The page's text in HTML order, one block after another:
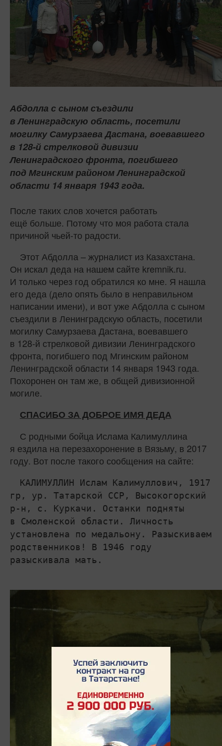
Абдолла с сыном съездили
в Ленинградскую область, посетили
могилку Самурзаева Дастана, воевавшего
в 128‑й стрелковой дивизии
Ленинградского фронта, погибшего
под Мгинским районом Ленинградской
области 14 января 1943 года.
После таких слов хочется работать
ещё больше. Потому что моя работа стала
причиной чьей‑то радости.
Этот Абдолла – журналист из Казахстана.
Он искал деда на нашем сайте kremnik.ru.
И только через год обратился ко мне. Я нашла
его деда (дело опять было в неправильном
написании имени), и вот уже Абдолла с сыном
съездили в Ленинградскую область, посетили
могилку Самурзаева Дастана, воевавшего
в 128‑й стрелковой дивизии Ленинградского
фронта, погибшего под Мгинским районом
Ленинградской области 14 января 1943 года.
Похоронен он там же, в общей дивизионной
могиле.
СПАСИБО ЗА ДОБРОЕ ИМЯ ДЕДА
С родными бойца Ислама Калимуллина
я ездила на перезахоронение в Вязьму, в 2017
году. Вот после такого сообщения на сайте:
КАЛИМУЛЛИН Ислам Калимуллович, 1917
гр, ур. Татарской ССР, Высокогорский
р-н, с. Куркачи. Останки подняты
в Смоленской области. Личность
установлена по медальону. Разыскиваем
родственников! В 1946 году
разыскивала мать.